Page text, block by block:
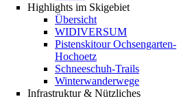
Highlights im Skigebiet
Übersicht
WIDIVERSUM
Pistenskitour Ochsengarten-
Hochoetz
Schneeschuh-Trails
Winterwanderwege
Infrastruktur & Nützliches